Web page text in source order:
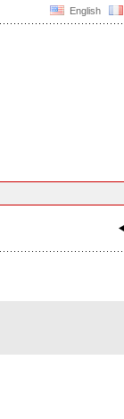
English